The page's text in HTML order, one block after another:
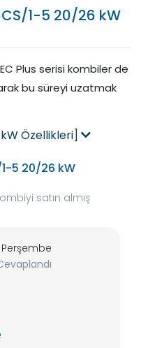
1-5 20/26 kW
Plus serisi kombiler de
bu süreyi uzatmak
Özellikleri]
5 20/26 kW
satın almış